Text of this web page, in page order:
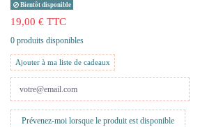
Bientôt disponible
19,00 € TTC
0 produits disponibles
Ajouter à ma liste de cadeaux